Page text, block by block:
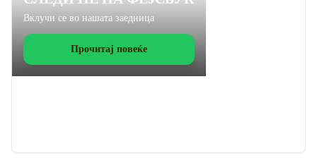
Вклучи се во нашата заедница
Прочитај повеќе